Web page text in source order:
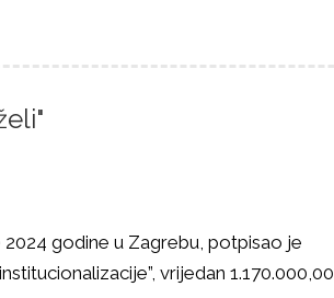
godine u Zagrebu, potpisao je
vrijedan 1.170.000,00